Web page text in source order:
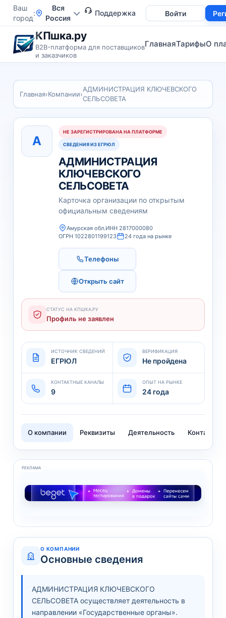
Ваш
город
Вся
Россия
Войти
Поддержка
КПшка.ру
B2B-платформа для поставщиков
и заказчиков
ГлавнаяТарифыО
Главная›Компании›
АДМИНИСТРАЦИЯ КЛЮЧЕВСКОГО
СЕЛЬСОВЕТА
А
НЕ ЗАРЕГИСТРИРОВАНА НА ПЛАТФОРМЕ
СВЕДЕНИЯ ИЗ ЕГРЮЛ
АДМИНИСТРАЦИЯ
КЛЮЧЕВСКОГО
СЕЛЬСОВЕТА
Карточка организации по открытым
официальным сведениям
Амурская обл.ИНН 2817000080
ОГРН 1022801199123
24 года на рынке
Телефоны
Открыть сайт
СТАТУС НА КПШКА.РУ
Профиль не заявлен
ИСТОЧНИК СВЕДЕНИЙ
ЕГРЮЛ
ВЕРИФИКАЦИЯ
Не пройдена
КОНТАКТНЫЕ КАНАЛЫ
9
ОПЫТ НА РЫНКЕ
24 года
О компании Реквизиты Деятельность Контакты
РЕКЛАМА
О КОМПАНИИ
Основные сведения
АДМИНИСТРАЦИЯ КЛЮЧЕВСКОГО
СЕЛЬСОВЕТА осуществляет деятельность в
направлении «Государственные органы».